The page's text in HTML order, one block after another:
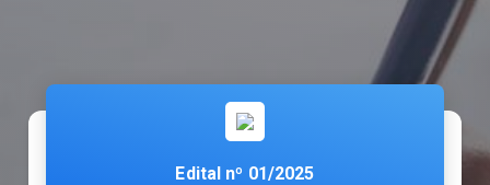
Edital nº 01/2025